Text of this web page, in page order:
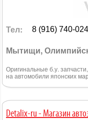
Тел: 8 (916) 740-
Мытищи,
Оригинальные б.у.
на автомобили японских
Detalix-ru - Магазин